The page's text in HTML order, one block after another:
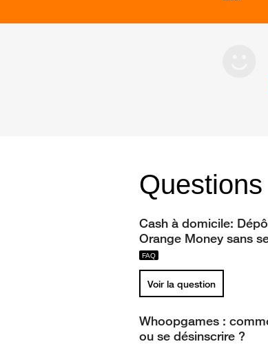
Cash à domicile:
Orange Money sans
Voir la question
Whoopgames :
ou se désinscrire ?